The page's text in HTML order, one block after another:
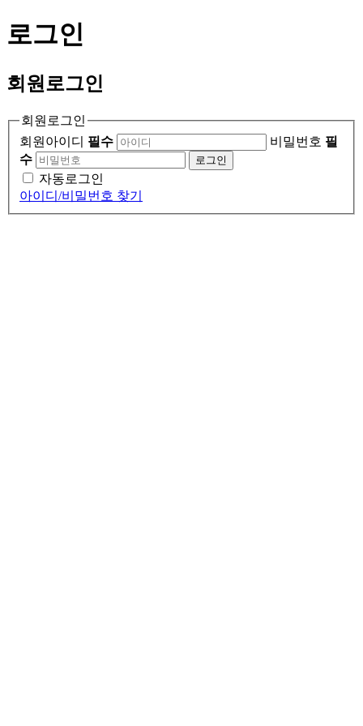
로그인
회원 로그인
회원로그인
회원아이디 필수 비밀번호 필
수
로그인
자동로그인
아이디/비밀번호 찾기